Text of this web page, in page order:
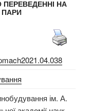
НА
ПАРИ
ім. А.